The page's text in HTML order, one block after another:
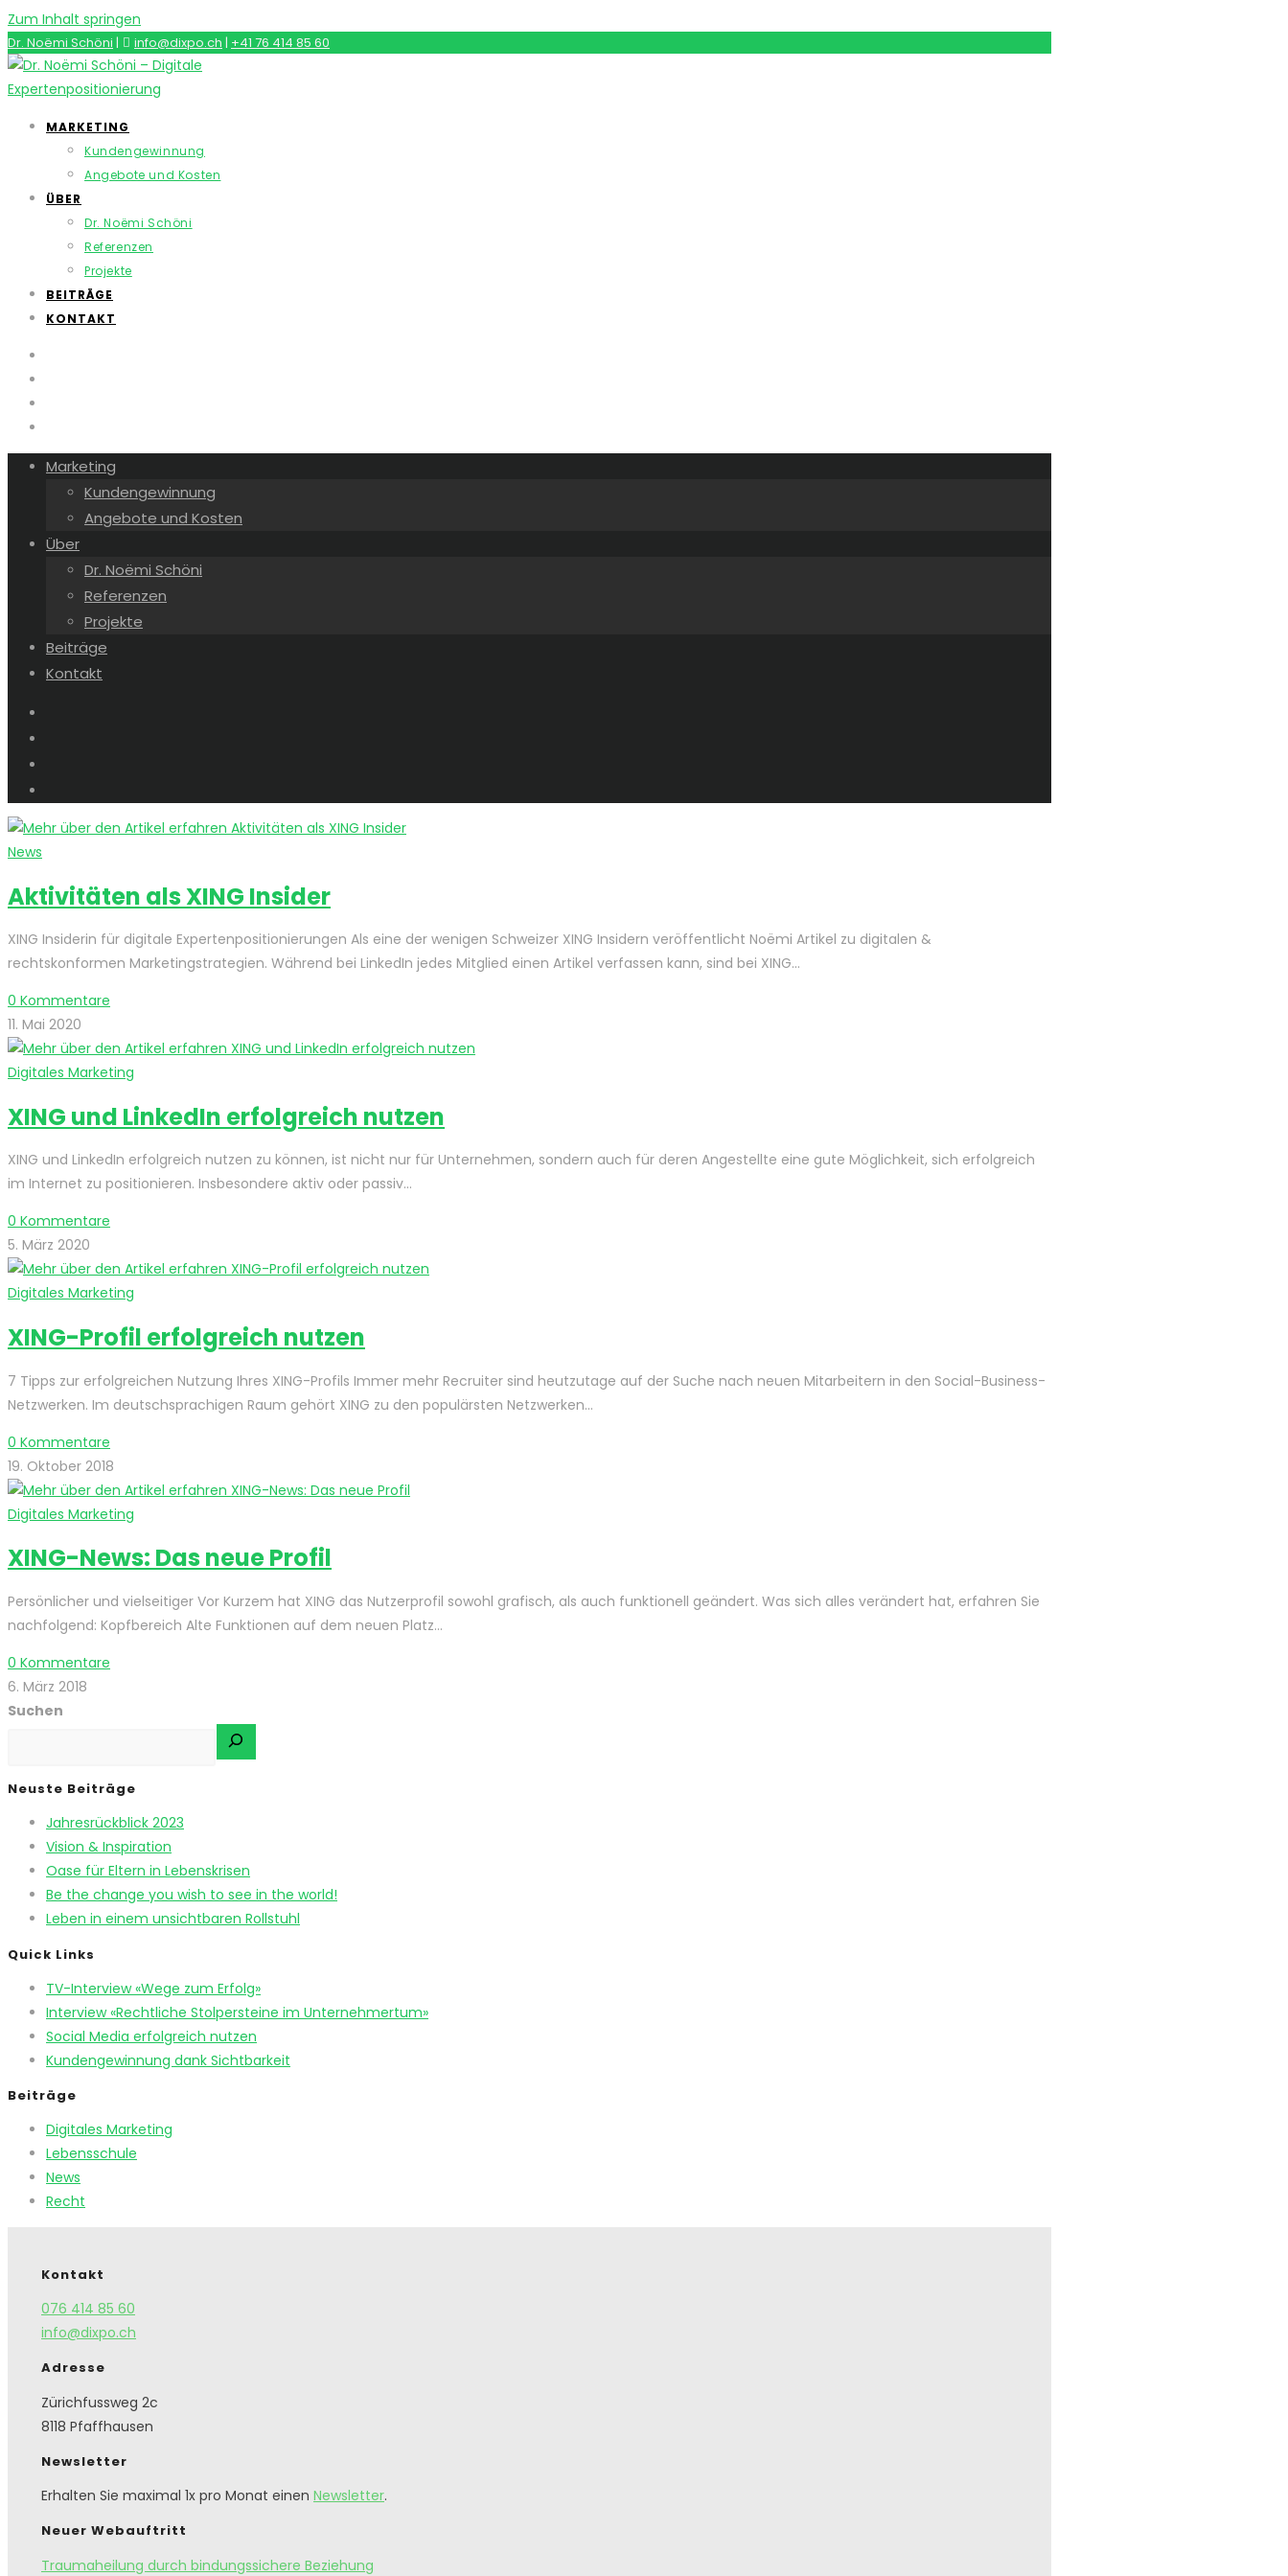
Zum Inhalt springen
Dr. Noëmi Schöni | info@dixpo.ch | +41 76 414 85 60
MARKETING
Kundengewinnung
Angebote und Kosten
ÜBER
Dr. Noëmi Schöni
Referenzen
Projekte
BEITRÄGE
KONTAKT
Marketing
Kundengewinnung
Angebote und Kosten
Über
Dr. Noëmi Schöni
Referenzen
Projekte
Beiträge
Kontakt
News
Aktivitäten als XING Insider
XING Insiderin für digitale Expertenpositionierungen Als eine der wenigen Schweizer XING Insidern veröffentlicht Noëmi Artikel zu digitalen &
rechtskonformen Marketingstrategien. Während bei LinkedIn jedes Mitglied einen Artikel verfassen kann, sind bei XING…
0 Kommentare
11. Mai 2020
Digitales Marketing
XING und LinkedIn erfolgreich nutzen
XING und LinkedIn erfolgreich nutzen zu können, ist nicht nur für Unternehmen, sondern auch für deren Angestellte eine gute Möglichkeit, sich erfolgreich
im Internet zu positionieren. Insbesondere aktiv oder passiv…
0 Kommentare
5. März 2020
Digitales Marketing
XING-Profil erfolgreich nutzen
7 Tipps zur erfolgreichen Nutzung Ihres XING-Profils Immer mehr Recruiter sind heutzutage auf der Suche nach neuen Mitarbeitern in den Social-Business-
Netzwerken. Im deutschsprachigen Raum gehört XING zu den populärsten Netzwerken…
0 Kommentare
19. Oktober 2018
Digitales Marketing
XING-News: Das neue Profil
Persönlicher und vielseitiger Vor Kurzem hat XING das Nutzerprofil sowohl grafisch, als auch funktionell geändert. Was sich alles verändert hat, erfahren Sie
nachfolgend: Kopfbereich Alte Funktionen auf dem neuen Platz…
0 Kommentare
6. März 2018
Suchen
Neuste Beiträge
Jahresrückblick 2023
Vision & Inspiration
Oase für Eltern in Lebenskrisen
Be the change you wish to see in the world!
Leben in einem unsichtbaren Rollstuhl
Quick Links
TV-Interview «Wege zum Erfolg»
Interview «Rechtliche Stolpersteine im Unternehmertum»
Social Media erfolgreich nutzen
Kundengewinnung dank Sichtbarkeit
Beiträge
Digitales Marketing
Lebensschule
News
Recht
Kontakt
076 414 85 60
info@dixpo.ch
Adresse
Zürichfussweg 2c
8118 Pfaffhausen
Newsletter
Erhalten Sie maximal 1x pro Monat einen Newsletter.
Neuer Webauftritt
Traumaheilung durch bindungssichere Beziehung